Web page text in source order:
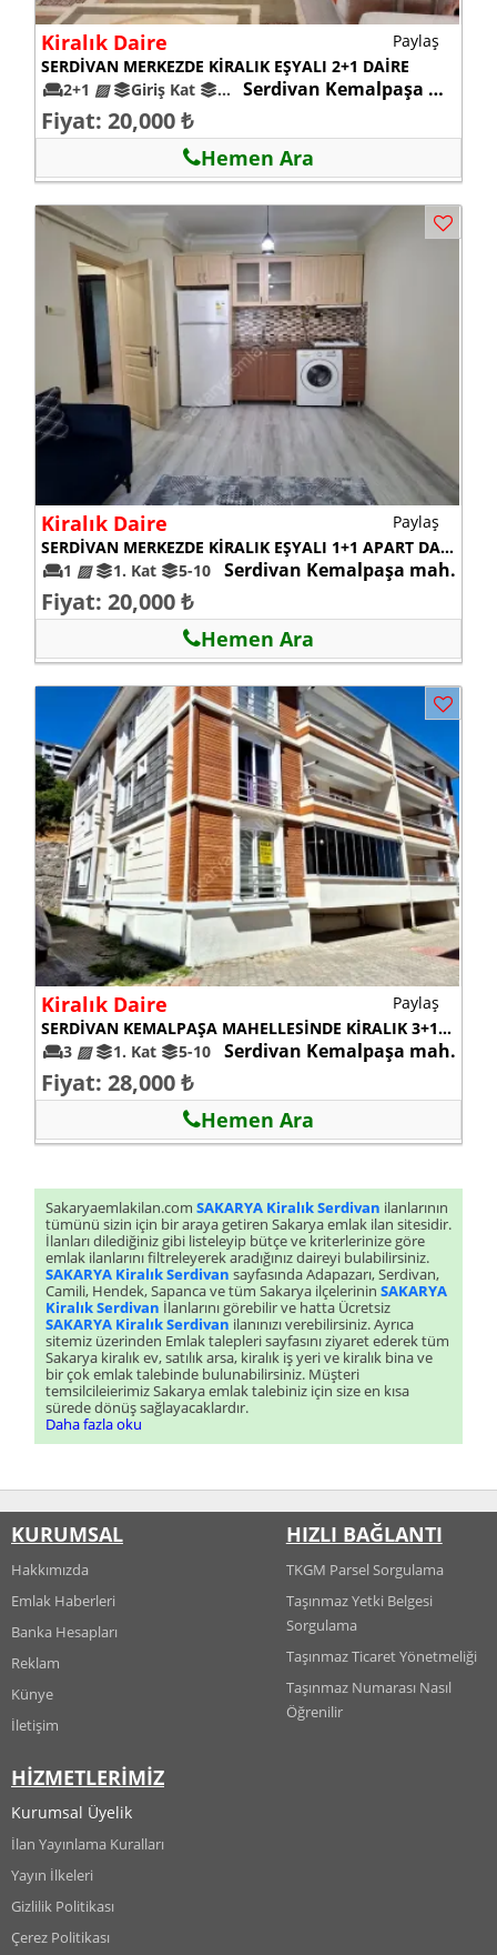
Kiralık Daire
SERDİVAN MERKEZDE KİRALIK EŞYALI 2+1 DAİRE
2+1 ▨ Giriş Kat 5-10 Serdivan Kemalpaşa mah.
Fiyat: 20,000 ₺
Hemen Ara
Paylaş
Kiralık Daire
SERDİVAN MERKEZDE KİRALIK EŞYALI 1+1 APART DAİRE
1 ▨ 1. Kat 5-10 Serdivan Kemalpaşa mah.
Fiyat: 20,000 ₺
Hemen Ara
Paylaş
Kiralık Daire
SERDİVAN KEMALPAŞA MAHELLESİNDE KİRALIK 3+1 FULL EŞYALI DAİRE
3 ▨ 1. Kat 5-10 Serdivan Kemalpaşa mah.
Fiyat: 28,000 ₺
Hemen Ara
Paylaş
Sakaryaemlakilan.com SAKARYA Kiralık Serdivan ilanlarının
tümünü sizin için bir araya getiren Sakarya emlak ilan sitesidir.
İlanları dilediğiniz gibi listeleyip bütçe ve kriterlerinize göre
emlak ilanlarını filtreleyerek aradığınız daireyi bulabilirsiniz.
SAKARYA Kiralık Serdivan sayfasında Adapazarı, Serdivan,
Camili, Hendek, Sapanca ve tüm Sakarya ilçelerinin SAKARYA
Kiralık Serdivan İlanlarını görebilir ve hatta Ücretsiz
SAKARYA Kiralık Serdivan ilanınızı verebilirsiniz. Ayrıca
sitemiz üzerinden Emlak talepleri sayfasını ziyaret ederek tüm
Sakarya kiralık ev, satılık arsa, kiralık iş yeri ve kiralık bina ve
bir çok emlak talebinde bulunabilirsiniz. Müşteri
temsilcileierimiz Sakarya emlak talebiniz için size en kısa
sürede dönüş sağlayacaklardır.
Daha fazla oku
KURUMSAL
Hakkımızda
Emlak Haberleri
Banka Hesapları
Reklam
Künye
İletişim
HİZMETLERİMİZ
Kurumsal Üyelik
İlan Yayınlama Kuralları
Yayın İlkeleri
Gizlilik Politikası
Çerez Politikası
HIZLI BAĞLANTI
TKGM Parsel Sorgulama
Taşınmaz Yetki Belgesi
Sorgulama
Taşınmaz Ticaret Yönetmeliği
Taşınmaz Numarası Nasıl
Öğrenilir